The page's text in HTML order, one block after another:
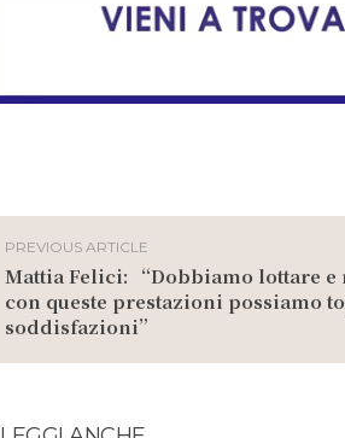
PREVIOUS ARTICLE
Mattia Felici: “Dobbiamo lottare e
con queste prestazioni possiamo
soddisfazioni”